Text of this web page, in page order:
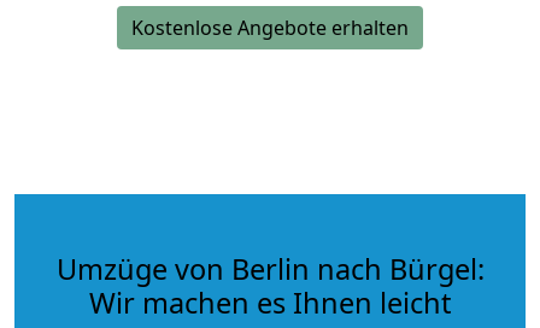
Kostenlose Angebote erhalten
Umzüge von Berlin nach Bürgel:
Wir machen es Ihnen leicht